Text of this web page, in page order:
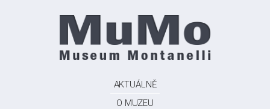
AKTUÁLNĚ
O MUZEU